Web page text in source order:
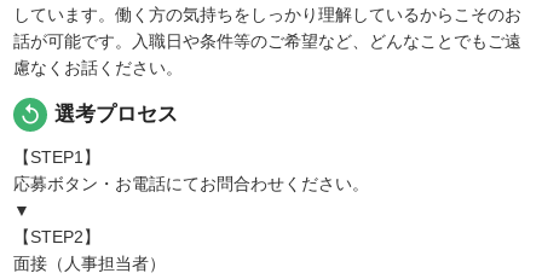
しています。働く方の気持ちをしっかり理解しているからこそのお
話が可能です。入職日や条件等のご希望など、どんなことでもご遠
慮なくお話ください。
replay 選考プロセス
【STEP1】
応募ボタン・お電話にてお問合わせください。
▼
【STEP2】
面接（人事担当者）